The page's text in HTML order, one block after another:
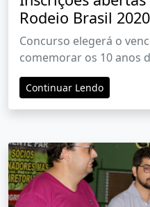
Rodeio Brasil
Brasil 2020
Concurso elegerá o
comemorar os 10 anos
Continuar Lendo